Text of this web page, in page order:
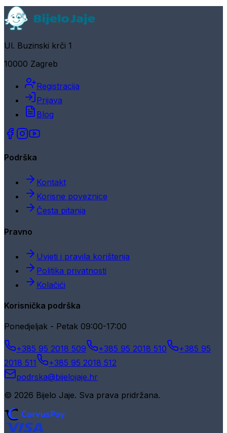
Ul. Buzinski krči 1
10000 Zagreb
Registracija
Prijava
Blog
Podrška
Kontakt
Korisne poveznice
Česta pitanja
Pravno
Uvjeti i pravila korištenja
Politika privatnosti
Kolačići
Korisnička podrška
Ponedjeljak - Petak 09:00-17:00
+385 95 2018 509 +385 95 2018 510
+385 95
2018 511
+385 95 2018 512
podrska@bijelojaje.hr
© 2026 Bijelo Jaje. Sva prava pridržana.